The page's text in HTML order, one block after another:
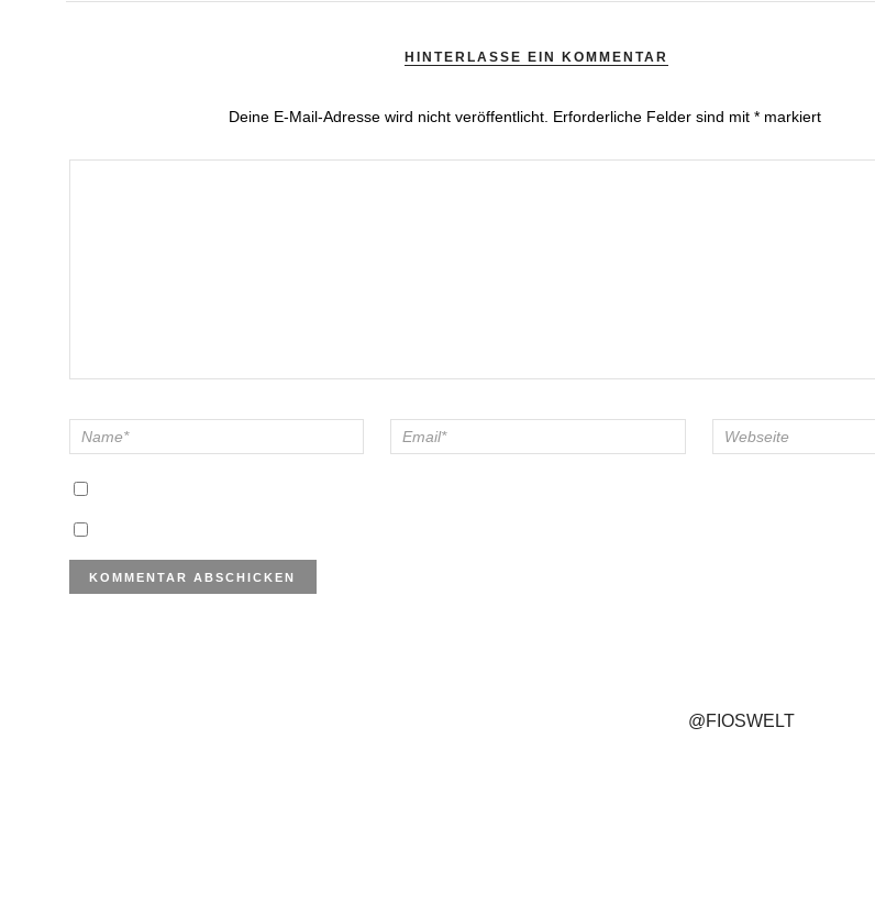
HINTERLASSE EIN KOMMENTAR
Deine E-Mail-Adresse wird nicht veröffentlicht. Erforderliche Felder sind mit* markiert
@FIOSWELT